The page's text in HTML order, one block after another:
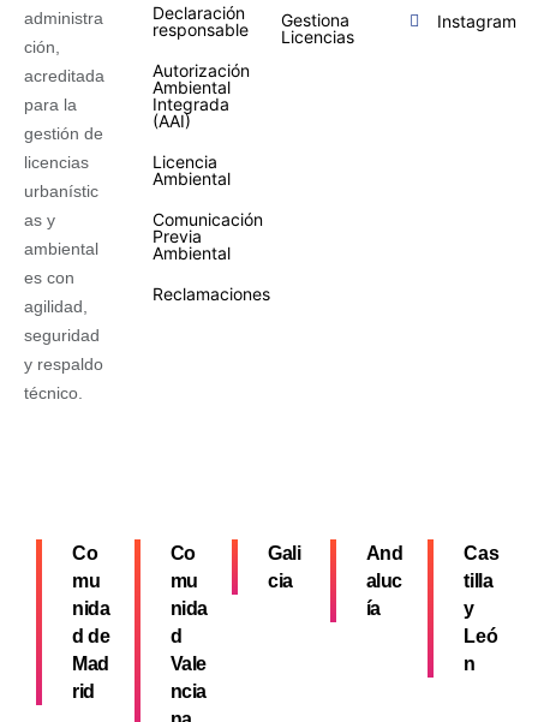
administra
ción,
acreditada
para la
gestión de
licencias
urbanístic
as y
ambiental
es con
agilidad,
seguridad
y respaldo
técnico.
Declaración
responsable
Autorización
Ambiental
Integrada
(AAI)
Licencia
Ambiental
Comunicación
Previa
Ambiental
Reclamaciones
Gestiona
Licencias
Instagram
Co
mu
nida
d de
Mad
rid
Co
mu
nida
d
Vale
ncia
Gali
cia
And
aluc
ía
Cas
tilla
y
Leó
n